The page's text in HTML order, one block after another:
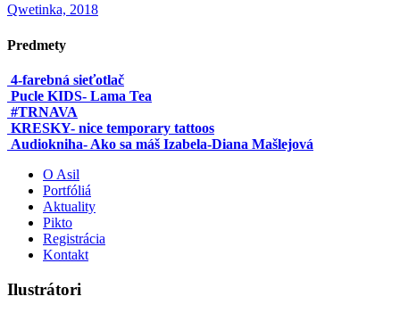
Qwetinka, 2018
Predmety
4-farebná sieťotlač
Pucle KIDS- Lama Tea
#TRNAVA
KRESKY- nice temporary tattoos
Audiokniha- Ako sa máš Izabela-Diana Mašlejová
O Asil
Portfóliá
Aktuality
Pikto
Registrácia
Kontakt
Ilustrátori